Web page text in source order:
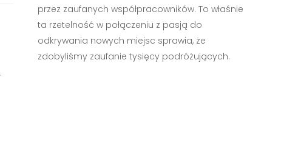
.
przez zaufanych współpracowników. To właśnie
ta rzetelność w połączeniu z pasją do
odkrywania nowych miejsc sprawia, że
zdobyliśmy zaufanie tysięcy podróżujących.